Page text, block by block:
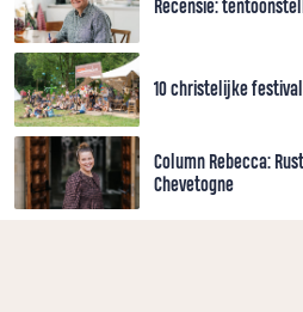
Recensie:
10 christelijke
Column Rebecca:
Chevetogne